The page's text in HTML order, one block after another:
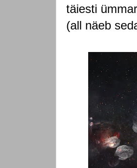
täiesti
(all näeb